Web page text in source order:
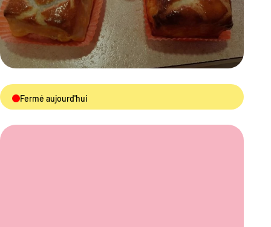
Fermé aujourd'hui